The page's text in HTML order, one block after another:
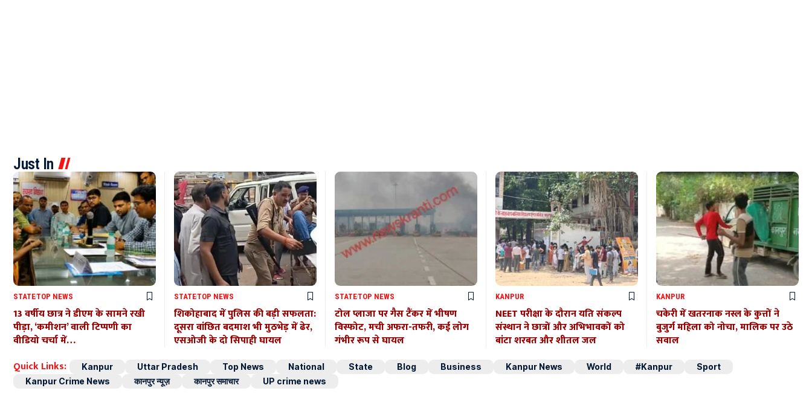
Just In
STATETOP NEWS
13 वर्षीय छात्र ने डीएम के सामने रखी
पीड़ा, ‘कमीशन’ वाली टिप्पणी का
वीडियो चर्चा में…
STATETOP NEWS
शिकोहाबाद में पुलिस की बड़ी सफलता:
दूसरा वांछित बदमाश भी मुठभेड़ में ढेर,
एसओजी के दो सिपाही घायल
STATETOP NEWS
टोल प्लाजा पर गैस टैंकर में भीषण
विस्फोट, मची अफरा-तफरी, कई लोग
गंभीर रूप से घायल
KANPUR
NEET परीक्षा के दौरान यति संकल्प
संस्थान ने छात्रों और अभिभावकों को
बांटा शरबत और शीतल जल
KANPUR
चकेरी में खतरनाक नस्ल के कुत्तों ने
बुजुर्ग महिला को नोचा, मालिक पर उठे
सवाल
Quick Links:
Kanpur Uttar Pradesh Top News National State Blog Business Kanpur News World #Kanpur
Sport
Kanpur Crime News
कानपुर न्यूज़ कानपुर समाचार UP crime news